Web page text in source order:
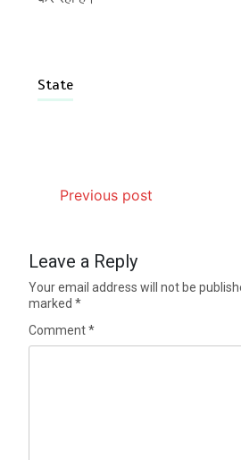
State
Previous post
Leave a Reply
Your email address will not be
marked*
Comment*